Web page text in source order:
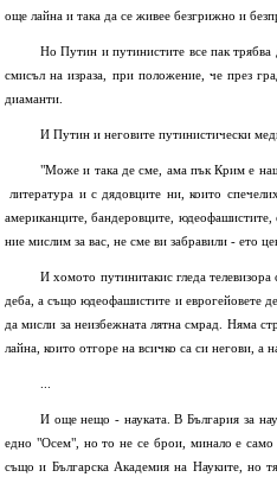
още лайна и така да се живее безгрижно и
Но Путин и путинистите все пак трябва
смисъл на израза, при положение, че през
диаманти.
И Путин и неговите путинистически
"Може и така де сме, ама пък Крим е
литература и с дядовците ни, които
американците, бандеровците,
ние мислим за вас, не сме ви забравили - ето
И хомото путинитакис гледа
деба, а също юдеофашистите и еврогейовете
да мисли за неизбежната лятна смрад. Няма
лайна, които отгоре на всичко са си негови, а
И още нещо - науката. В България за
едно "Осем", но то не се брои, минало е само
също и Българска Академия на Науките, но